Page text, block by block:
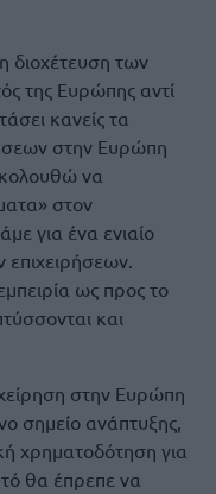
διοχέτευση των
της Ευρώπης αντί
κανείς τα
στην Ευρώπη
να
στον
για ένα ενιαίο
ως προς το
και
στην Ευρώπη
σημείο ανάπτυξης,
χρηματοδότηση για
θα έπρεπε να